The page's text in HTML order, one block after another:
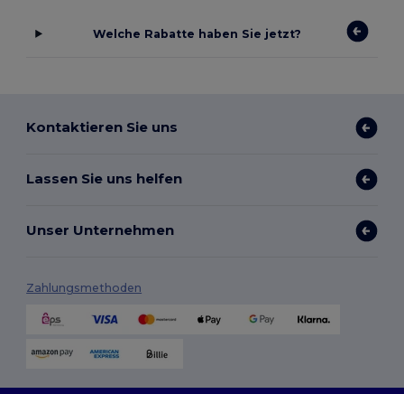
Welche Rabatte haben Sie jetzt?
Kontaktieren Sie uns
Lassen Sie uns helfen
Unser Unternehmen
Zahlungsmethoden